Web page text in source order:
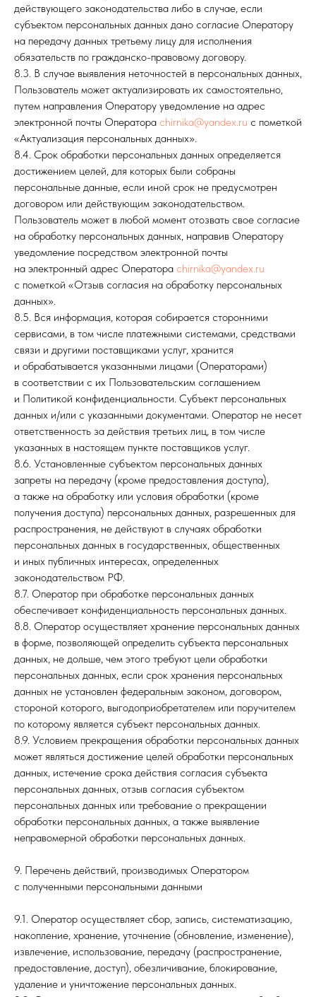
действующего законодательства либо в случае, если
субъектом персональных данных дано согласие Оператору
на передачу данных третьему лицу для исполнения
обязательств по гражданско-правовому договору.
8.3. В случае выявления неточностей в персональных данных,
Пользователь может актуализировать их самостоятельно,
путем направления Оператору уведомление на адрес
электронной почты Оператора chirnika@yandex.ru с пометкой
«Актуализация персональных данных».
8.4. Срок обработки персональных данных определяется
достижением целей, для которых были собраны
персональные данные, если иной срок не предусмотрен
договором или действующим законодательством.
Пользователь может в любой момент отозвать свое согласие
на обработку персональных данных, направив Оператору
уведомление посредством электронной почты
на электронный адрес Оператора chirnika@yandex.ru
с пометкой «Отзыв согласия на обработку персональных
данных».
8.5. Вся информация, которая собирается сторонними
сервисами, в том числе платежными системами, средствами
связи и другими поставщиками услуг, хранится
и обрабатывается указанными лицами (Операторами)
в соответствии с их Пользовательским соглашением
и Политикой конфиденциальности. Субъект персональных
данных и/или с указанными документами. Оператор не несет
ответственность за действия третьих лиц, в том числе
указанных в настоящем пункте поставщиков услуг.
8.6. Установленные субъектом персональных данных
запреты на передачу (кроме предоставления доступа),
а также на обработку или условия обработки (кроме
получения доступа) персональных данных, разрешенных для
распространения, не действуют в случаях обработки
персональных данных в государственных, общественных
и иных публичных интересах, определенных
законодательством РФ.
8.7. Оператор при обработке персональных данных
обеспечивает конфиденциальность персональных данных.
8.8. Оператор осуществляет хранение персональных данных
в форме, позволяющей определить субъекта персональных
данных, не дольше, чем этого требуют цели обработки
персональных данных, если срок хранения персональных
данных не установлен федеральным законом, договором,
стороной которого, выгодоприобретателем или поручителем
по которому является субъект персональных данных.
8.9. Условием прекращения обработки персональных данных
может являться достижение целей обработки персональных
данных, истечение срока действия согласия субъекта
персональных данных, отзыв согласия субъектом
персональных данных или требование о прекращении
обработки персональных данных, а также выявление
неправомерной обработки персональных данных.
9. Перечень действий, производимых Оператором
с полученными персональными данными
9.1. Оператор осуществляет сбор, запись, систематизацию,
накопление, хранение, уточнение (обновление, изменение),
извлечение, использование, передачу (распространение,
предоставление, доступ), обезличивание, блокирование,
удаление и уничтожение персональных данных.